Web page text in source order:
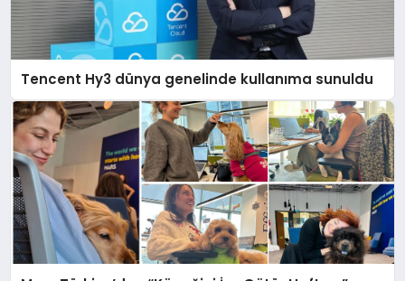
Tencent Hy3 dünya genelinde kullanıma sunuldu